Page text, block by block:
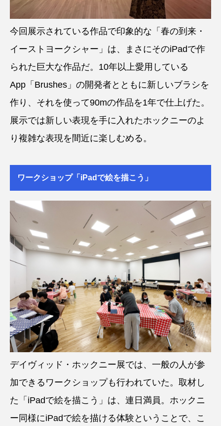
今回展示されている作品で印象的な「春の到来・
イーストヨークシャー」は、まさにそのiPadで作
られた巨大な作品だ。10年以上愛用している
App「Brushes」の開発者とともに新しいブラシを
作り、それを使って90mの作品を1年で仕上げた。
展示では新しい表現を手に入れたホックニーのよ
り複雑な表現を間近に楽しむめる。
ワークショップ「iPadで絵を描こう」
デイヴィッド・ホックニー展では、一般の人が参
加できるワークショップも行われていた。取材し
た「iPadで絵を描こう」は、連日満員。ホックニ
ー同様にiPadで絵を描ける体験ということで、こ